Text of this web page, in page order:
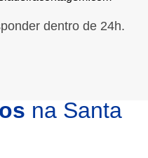
dentro de 24h.
na Santa